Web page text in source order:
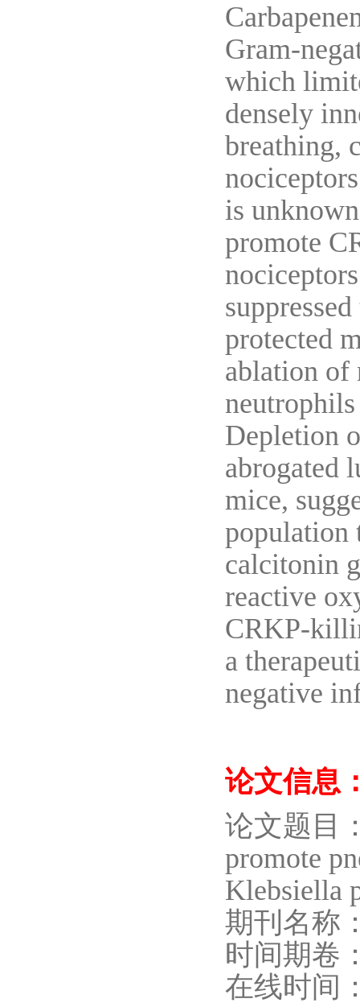
Gram-
which
densely
breathing,
is
promote
protected
ablation of
Depletion
abrogated
mice,
population
calcitonin
reactive
CRKP-
a
negative
论文信息
论文题目
promote
Klebsiella
期刊名称
时间期卷
在线时间